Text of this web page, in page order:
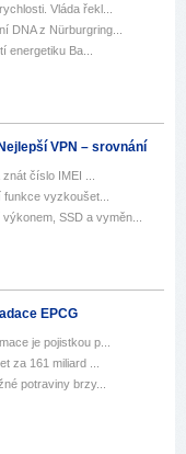
Vláda řekl...
DNA z Nürburgring...
energetiku Ba...
Nejlepší VPN – srovnání
číslo IMEI ...
funkce vyzkoušet...
výkonem, SSD a vyměn...
EPCG
je pojistkou p...
za 161 miliard ...
potraviny brzy...